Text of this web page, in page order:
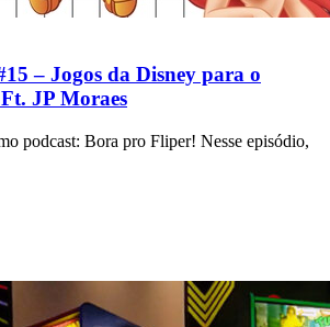
– Jogos da Disney para o
JP Moraes
podcast: Bora pro Fliper! Nesse episódio,